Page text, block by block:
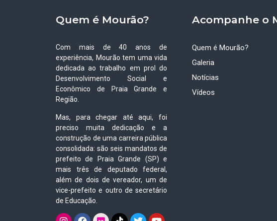
Quem é Mourão?
Com mais de 40 anos de
experiência, Mourão tem uma vida
dedicada ao trabalho em prol do
Desenvolvimento Social e
Econômico de Praia Grande e
Região.
Mas, para chegar até aqui, foi
preciso muita dedicação e a
construção de uma carreira pública
consolidada: são seis mandatos de
prefeito de Praia Grande (SP) e
mais três de deputado federal,
além de dois de vereador, um de
vice-prefeito e outro de secretário
de Educação.
Acompanhe o
Quem é Mourão?
Galeria
Notícias
Vídeos